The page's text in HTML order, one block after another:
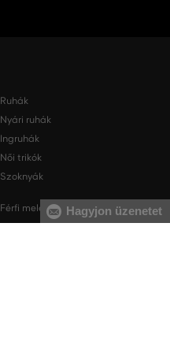
Ruhák
Nyári ruhák
Ingruhák
Női trikók
Szoknyák
Férfi melegítőfelsőkHagyjon üzenetet